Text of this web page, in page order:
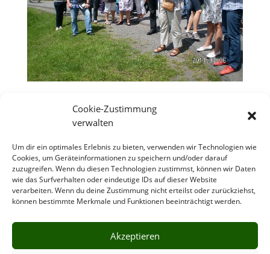
Cookie-Zustimmung
verwalten
Um dir ein optimales Erlebnis zu bieten, verwenden wir Technologien wie
Cookies, um Geräteinformationen zu speichern und/oder darauf
zuzugreifen. Wenn du diesen Technologien zustimmst, können wir Daten
wie das Surfverhalten oder eindeutige IDs auf dieser Website
verarbeiten. Wenn du deine Zustimmung nicht erteilst oder zurückziehst,
können bestimmte Merkmale und Funktionen beeinträchtigt werden.
Akzeptieren
Gold für Wilkenroth – Kinder begeisterten die
Jury! Die Auszeichnung berechtigt zur
Teilnahme am Landeswettbewerb in 2012
Jugendliche,Kinder,Termine / Veranstaltungen,
Weitere Themen
...